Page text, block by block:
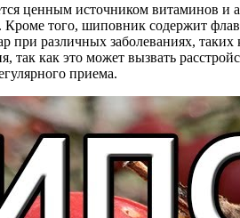
ценным источником витаминов
Кроме того, шиповник содержит
при различных заболеваниях,
так как это может вызвать
приема.